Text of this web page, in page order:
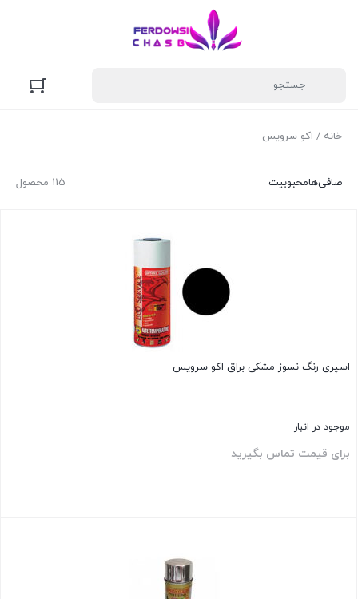
خانه / اکو سرویس
115 محصول صافی‌هامحبوبیت
اسپری رنگ نسوز مشکی براق اکو سرویس
موجود در انبار
برای قیمت تماس بگیرید